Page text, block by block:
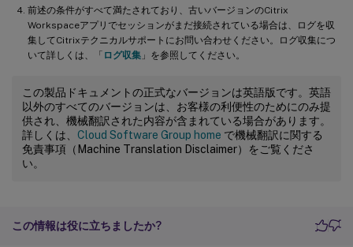
前述の条件がすべて満たされており、古いバージョンのCitrix
Workspaceアプリでセッションがまだ接続されている場合は、ログを収
集してCitrixテクニカルサポートにお問い合わせください。ログ収集につ
いて詳しくは、「 ログ収集 」を参照してください。
この製品ドキュメントの正式なバージョンは英語版です。英語
以外のすべてのバージョンは、お客様の利便性のためにのみ提
供され、機械翻訳された内容が含まれている場合があります。
詳しくは、 Cloud Software Group home で機械翻訳に関する
免責事項（Machine Translation Disclaimer）をご覧くださ
い。
この情報は役に立ちましたか?